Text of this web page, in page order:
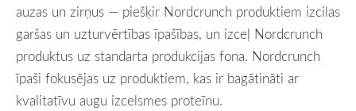
auzas un zirņus — piešķir Nordcrunch produktiem izcilas
garšas un uzturvērtības īpašības, un izceļ Nordcrunch
produktus uz standarta produkcijas fona. Nordcrunch
īpaši fokusējas uz produktiem, kas ir bagātināti ar
kvalitatīvu augu izcelsmes proteīnu.